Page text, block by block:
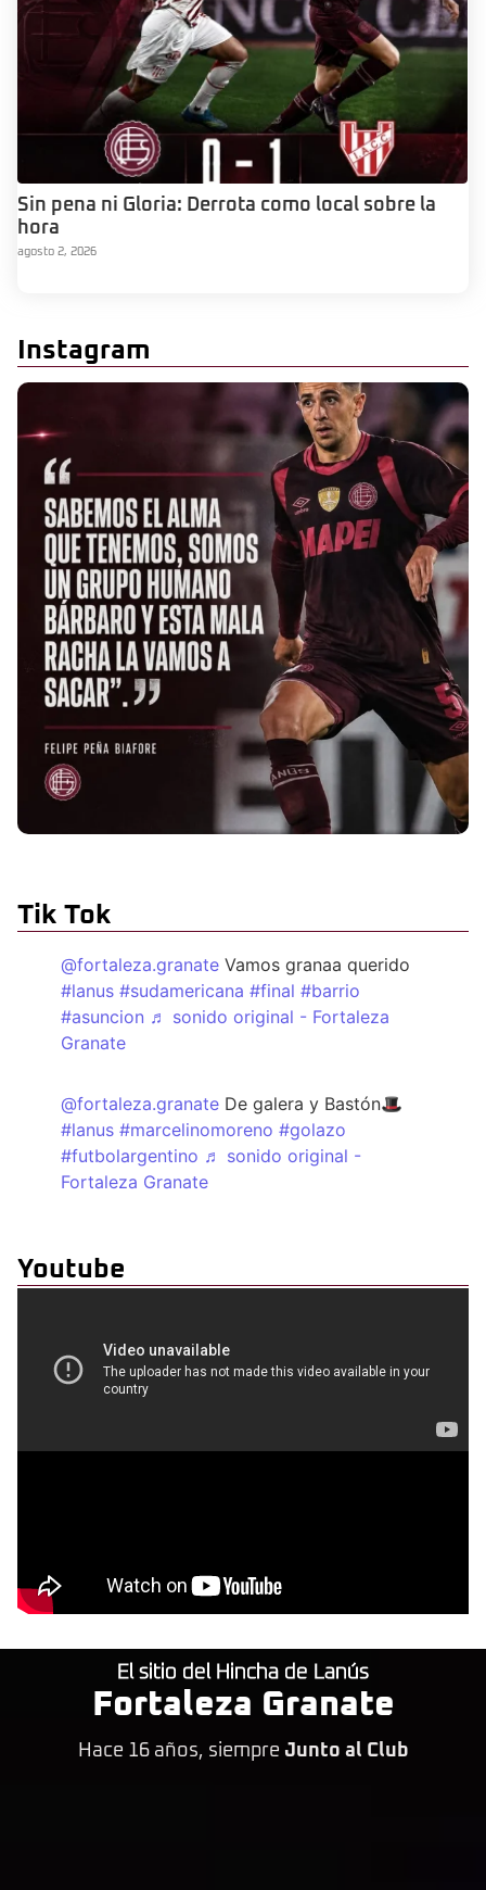
Sin pena ni Gloria: Derrota como local sobre la
hora
agosto 2, 2026
Instagram
Tik Tok
@fortaleza.granate Vamos granaa querido
#lanus #sudamericana #final #barrio
#asuncion ♬ sonido original - Fortaleza
Granate
@fortaleza.granate De galera y Bastón🎩
#lanus #marcelinomoreno #golazo
#futbolargentino ♬ sonido original -
Fortaleza Granate
Youtube
El sitio del Hincha de Lanús
Fortaleza Granate
Hace 16 años, siempre Junto al Club